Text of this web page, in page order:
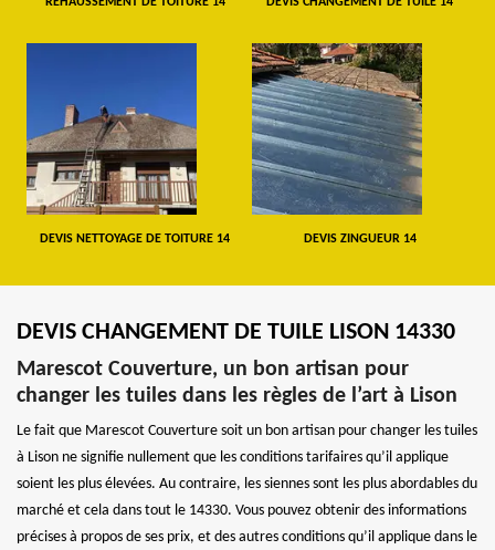
DEVIS NETTOYAGE DE TOITURE 14 DEVIS ZINGUEUR 14
DEVIS CHANGEMENT DE TUILE LISON 14330
Marescot Couverture, un bon artisan pour
changer les tuiles dans les règles de l’art à Lison
Le fait que Marescot Couverture soit un bon artisan pour changer les tuiles
à Lison ne signifie nullement que les conditions tarifaires qu’il applique
soient les plus élevées. Au contraire, les siennes sont les plus abordables du
marché et cela dans tout le 14330. Vous pouvez obtenir des informations
précises à propos de ses prix, et des autres conditions qu’il applique dans le